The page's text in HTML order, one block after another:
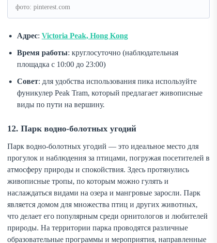
фото: pinterest.com
Адрес: Victoria Peak, Hong Kong
Время работы: круглосуточно (наблюдательная
площадка с 10:00 до 23:00)
Совет: для удобства использования пика используйте
фуникулер Peak Tram, который предлагает живописные
виды по пути на вершину.
12. Парк водно-болотных угодий
Парк водно-болотных угодий — это идеальное место для
прогулок и наблюдения за птицами, погружая посетителей в
атмосферу природы и спокойствия. Здесь протянулись
живописные тропы, по которым можно гулять и
наслаждаться видами на озера и мангровые заросли. Парк
является домом для множества птиц и других животных,
что делает его популярным среди орнитологов и любителей
природы. На территории парка проводятся различные
образовательные программы и мероприятия, направленные